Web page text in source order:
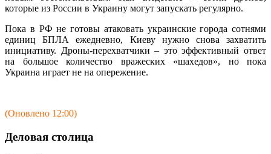
которые из России в Украину могут запускать регулярно.
Пока в РФ не готовы атаковать украинские города сотнями
единиц БПЛА ежедневно, Киеву нужно снова захватить
инициативу. Дроны-перехватчики – это эффективный ответ
на большое количество вражеских «шахедов», но пока
Украина играет не на опережение.
(Оновлено 12:00)
Деловая столица